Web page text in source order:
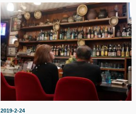
2019-2-24